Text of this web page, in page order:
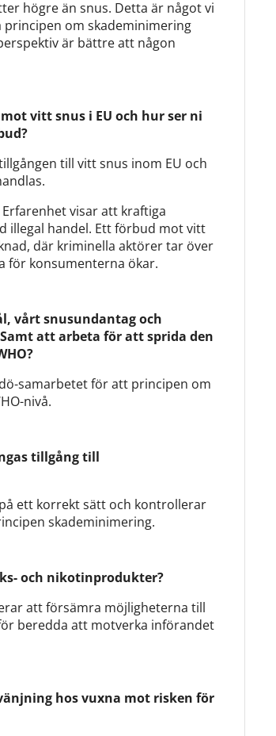
högre än snus. Detta är något vi
om skademinimering
är bättre att någon
vitt snus i EU och hur ser ni
till vitt snus inom EU och
visar att kraftiga
illegal handel. Ett förbud mot vitt
där kriminella aktörer tar över
för konsumenterna ökar.
vårt snusundantag och
att arbeta för att sprida den
samarbetet för att principen om
nivå.
tillgång till
ett korrekt sätt och kontrollerar
skademinimering.
och nikotinprodukter?
att försämra möjligheterna till
beredda att motverka införandet
hos vuxna mot risken för